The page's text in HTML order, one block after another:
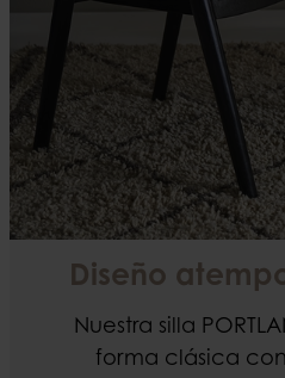
Diseño
Nuestra silla
forma clásica